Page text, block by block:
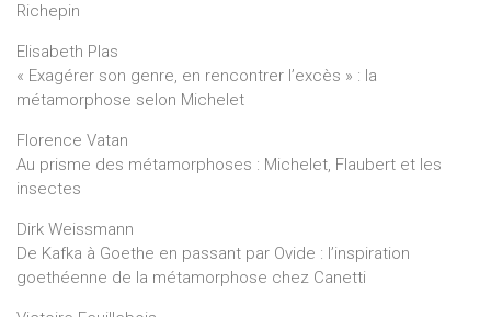
Richepin
Elisabeth Plas
« Exagérer son genre, en rencontrer l’excès » : la
métamorphose selon Michelet
Florence Vatan
Au prisme des métamorphoses : Michelet, Flaubert et les
insectes
Dirk Weissmann
De Kafka à Goethe en passant par Ovide : l’inspiration
goethéenne de la métamorphose chez Canetti